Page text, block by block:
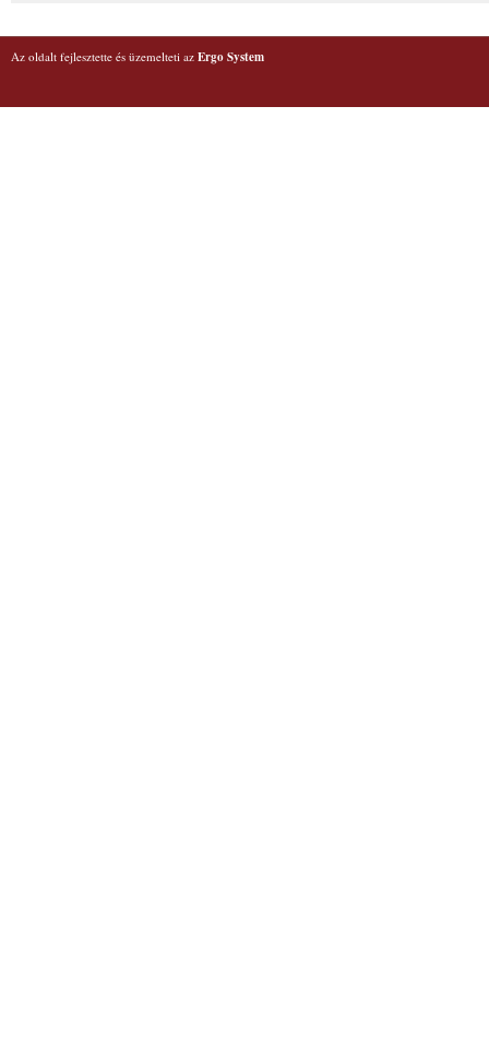
Az oldalt fejlesztette és üzemelteti az Ergo System